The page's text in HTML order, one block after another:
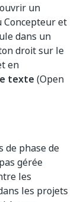
un
Concepteur et
dans un
droit sur le
en
texte (Open
de phase de
gérée
les
les projets